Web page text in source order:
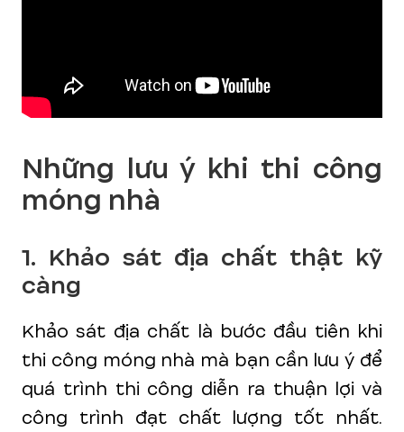
Những lưu ý khi thi công
móng nhà
1. Khảo sát địa chất thật kỹ
càng
Khảo sát địa chất là bước đầu tiên khi
thi công móng nhà mà bạn cần lưu ý để
quá trình thi công diễn ra thuận lợi và
công trình đạt chất lượng tốt nhất.